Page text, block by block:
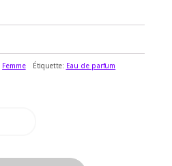
Femme Étiquette: Eau de parfum